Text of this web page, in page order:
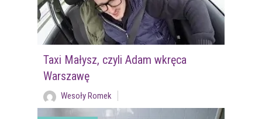
Taxi Małysz, czyli Adam wkręca
Warszawę
Wesoły Romek